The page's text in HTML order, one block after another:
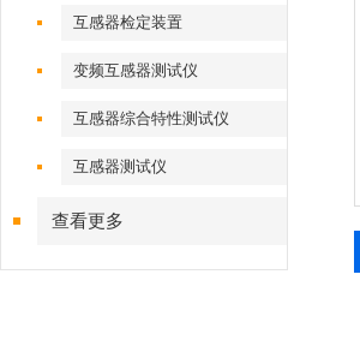
互感器检定装置
变频互感器测试仪
互感器综合特性测试仪
互感器测试仪
查看更多